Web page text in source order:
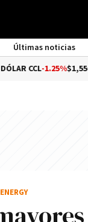
Últimas noticias
-1.25%$1,556.14